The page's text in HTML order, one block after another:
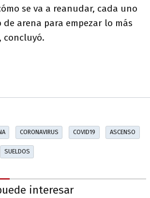
se va a reanudar, cada uno
arena para empezar lo más
concluyó.
CORONAVIRUS COVID19 ASCENSO
SUELDOS
interesar